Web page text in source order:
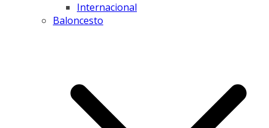
Internacional
Baloncesto